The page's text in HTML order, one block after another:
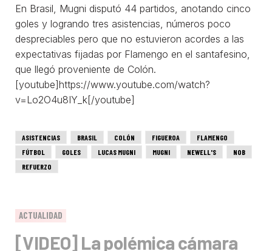
En Brasil, Mugni disputó 44 partidos, anotando cinco
goles y logrando tres asistencias, números poco
despreciables pero que no estuvieron acordes a las
expectativas fijadas por Flamengo en el santafesino,
que llegó proveniente de Colón.
[youtube]https://www.youtube.com/watch?
v=Lo2O4u8IY_k[/youtube]
ASISTENCIAS BRASIL COLÓN FIGUEROA
FLAMENGO
FÚTBOL
GOLES LUCAS MUGNI MUGNI NEWELL'S
NOB
REFUERZO